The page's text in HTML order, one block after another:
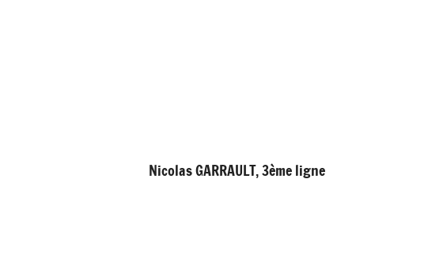
Nicolas GARRAULT, 3ème ligne